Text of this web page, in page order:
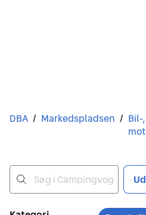
Du er her
DBA / Markedspladsen / Bil-